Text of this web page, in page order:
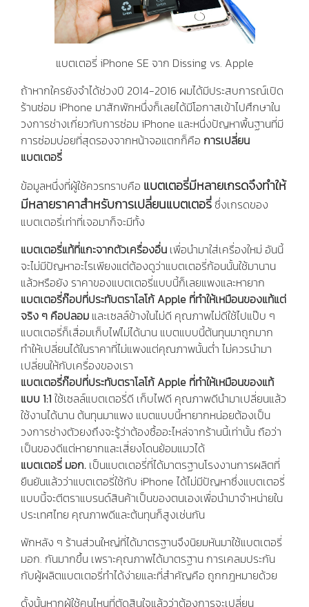
แบตเตอรี่ iPhone SE จาก Dissing vs. Apple
ถ้าหากใครยังจำได้ช่วงปี 2014-2016 ผมได้มีประสบการณ์เปิด
ร้านซ่อม iPhone มาสักพักหนึ่งก็เลยได้มีโอกาสเข้าไปศึกษาใน
วงการช่างเกี่ยวกับการซ่อม iPhone และหนึ่งปัญหาพื้นฐานที่มี
การซ่อมบ่อยที่สุดรองจากหน้าจอแตกก็คือ การเปลี่ยน
แบตเตอรี่
ข้อมูลหนึ่งที่ผู้ใช้ควรทราบคือ แบตเตอรี่มีหลายเกรดจึงทำให้
มีหลายราคาสำหรับการเปลี่ยนแบตเตอรี่ซึ่งเกรดของ
แบตเตอรี่เท่าที่เจอมาก็จะมีทั้ง
แบตเตอรี่แท้ที่แกะจากตัวเครื่องอื่น เพื่อนำมาใส่เครื่องใหม่ อันนี้
จะไม่มีปัญหาอะไรเพียงแต่ต้องดูว่าแบตเตอรี่ก้อนนั้นใช้มานาน
แล้วหรือยัง ราคาของแบตเตอรี่แบบนี้ก็เลยแพงและหายาก
แบตเตอรี่ก๊อปที่ประทับตราโลโก้ Apple ที่ทำให้เหมือนของแท้แต่
จริง ๆ คือปลอม และเซลล์ข้างในไม่ดี คุณภาพไม่ดีใช้ไปแป๊บ ๆ
แบตเตอรี่ก็เสื่อมเก็บไฟไม่ได้นาน แบตแบบนี้ต้นทุนมาถูกมาก
ทำให้เปลี่ยนได้ในราคาที่ไม่แพงแต่คุณภาพนั้นต่ำ ไม่ควรนำมา
เปลี่ยนให้กับเครื่องของเรา
แบตเตอรี่ก๊อปที่ประทับตราโลโก้ Apple ที่ทำให้เหมือนของแท้
แบบ 1:1 ใช้เซลล์แบตเตอรี่ดี เก็บไฟดี คุณภาพดีนำมาเปลี่ยนแล้ว
ใช้งานได้นาน ต้นทุนมาแพง แบตแบบนี้หายากหน่อยต้องเป็น
วงการช่างตัวยงถึงจะรู้ว่าต้องซื้ออะไหล่จากร้านนี้เท่านั้น ถือว่า
เป็นของดีแต่หายากและเสี่ยงโดนย้อมแมวได้
แบตเตอรี่ มอก. เป็นแบตเตอรี่ที่ได้มาตรฐานโรงงานการผลิตที่
ยืนยันแล้วว่าแบตเตอรี่ใช้กับ iPhone ได้ไม่มีปัญหาซึ่งแบตเตอรี่
แบบนี้จะตีตราแบรนด์สินค้าเป็นของตนเองเพื่อนำมาจำหน่ายใน
ประเทศไทย คุณภาพดีและต้นทุนก็สูงเช่นกัน
พักหลัง ๆ ร้านส่วนใหญ่ที่ได้มาตรฐานจึงนิยมหันมาใช้แบตเตอรี่
มอก. กันมากขึ้น เพราะคุณภาพได้มาตรฐาน การเคลมประกัน
กับผู้ผลิตแบตเตอรี่ทำได้ง่ายและที่สำคัญคือ ถูกกฎหมายด้วย
ดั้งนั้นหากผู้ใช้คนไหนที่ตัดสินใจแล้วว่าต้องการจะเปลี่ยน